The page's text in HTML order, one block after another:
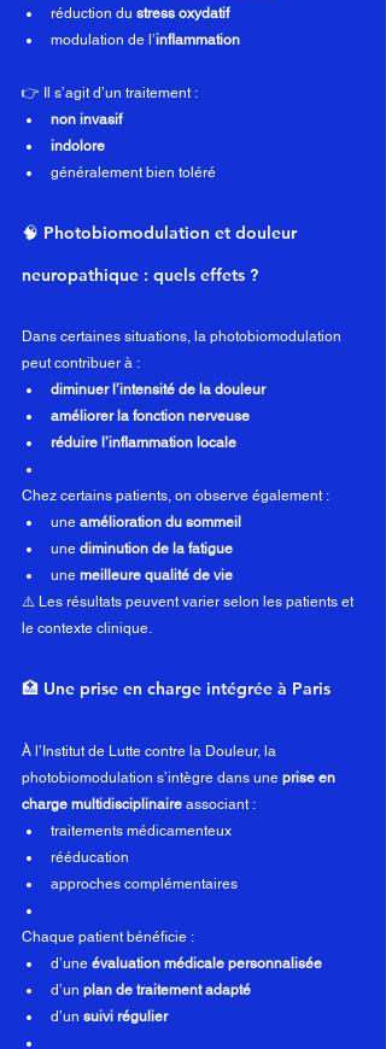
réduction du stress oxydatif
modulation de l’inflammation
👉 Il s’agit d’un traitement :
non invasif
indolore
généralement bien toléré
🧠 Photobiomodulation et douleur
neuropathique : quels effets ?
Dans certaines situations, la photobiomodulation
peut contribuer à :
diminuer l’intensité de la douleur
améliorer la fonction nerveuse
réduire l’inflammation locale
Chez certains patients, on observe également :
une amélioration du sommeil
une diminution de la fatigue
une meilleure qualité de vie
⚠️ Les résultats peuvent varier selon les patients et
le contexte clinique.
🏥 Une prise en charge intégrée à Paris
À l’Institut de Lutte contre la Douleur, la
photobiomodulation s’intègre dans une prise en
charge multidisciplinaire associant :
traitements médicamenteux
rééducation
approches complémentaires
Chaque patient bénéficie :
d’une évaluation médicale personnalisée
d’un plan de traitement adapté
d’un suivi régulier